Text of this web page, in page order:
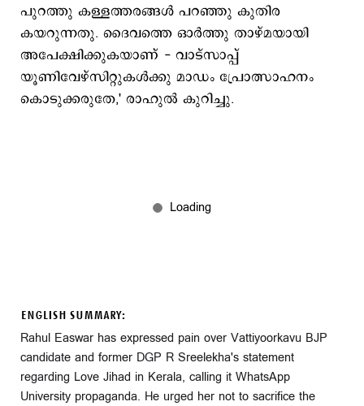
പുറത്തു കള്ളത്തരങ്ങൾ പറഞ്ഞു കുതിര
കയറുന്നതു. ദൈവത്തെ ഓർത്തു താഴ്മയായി
അപേക്ഷിക്കുകയാണ് - വാട്സാപ്പ്
യൂണിവേഴ്സിറ്റുകൾക്കു മാഡം പ്രോത്സാഹനം
കൊടുക്കരുതേ,' രാഹുല്‍ കുറിച്ചു.
ENGLISH SUMMARY:
Rahul Easwar has expressed pain over Vattiyoorkavu BJP
candidate and former DGP R Sreelekha's statement
regarding Love Jihad in Kerala, calling it WhatsApp
University propaganda. He urged her not to sacrifice the